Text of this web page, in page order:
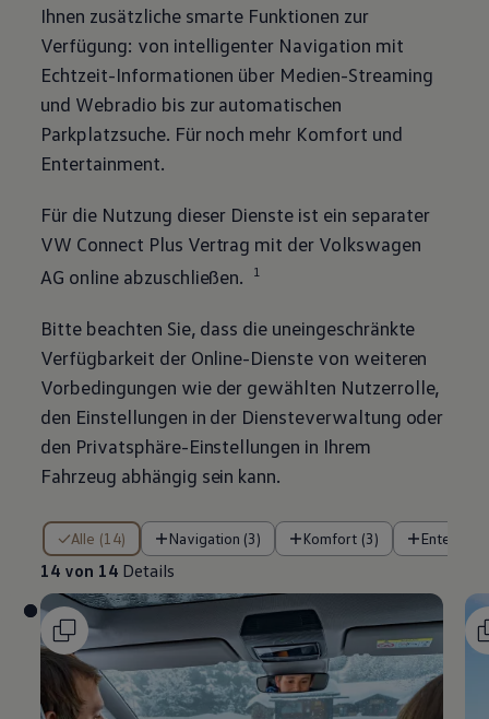
Ihnen zusätzliche smarte Funktionen zur
Verfügung: von intelligenter Navigation mit
Echtzeit-Informationen über Medien-Streaming
und Webradio bis zur automatischen
Parkplatzsuche. Für noch mehr Komfort und
Entertainment.
Für die Nutzung dieser Dienste ist ein separater
VW Connect Plus Vertrag mit der Volkswagen
AG online abzuschließen.
1
Bitte beachten Sie, dass die uneingeschränkte
Verfügbarkeit der Online-Dienste von weiteren
Vorbedingungen wie der gewählten Nutzerrolle,
den Einstellungen in der Diensteverwaltung oder
den Privatsphäre-Einstellungen in Ihrem
Fahrzeug abhängig sein kann.
Alle (14) Navigation (3) Komfort (3)
14 von 14 Details
14 von 14 Details